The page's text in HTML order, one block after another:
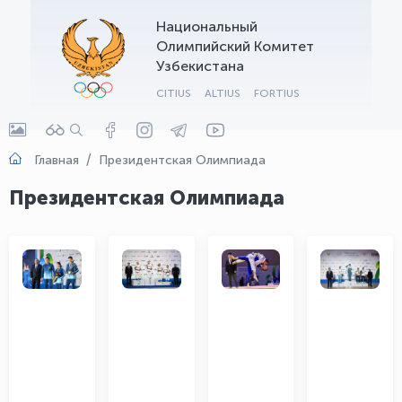
Национальный
Олимпийский Комитет
Узбекистана
CITIUS ALTIUS FORTIUS
Главная Президентская Олимпиада
Президентская Олимпиада
OLYMPCHIK AI - yordamchi
Онлайн · olympic.uz